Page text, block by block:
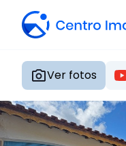
Ver fotos